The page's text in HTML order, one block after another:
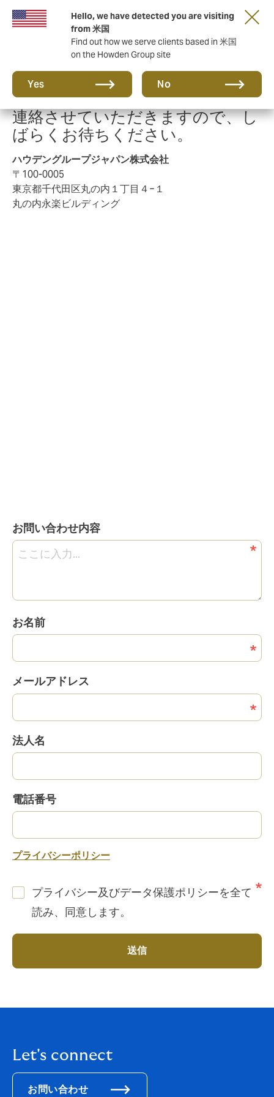
Hello, we have detected you are visiting
from 米国
Find out how we serve clients based in 米国
on the Howden Group site
Yes No
お問い合わせいただきありがとう
ございます。 改めて担当者よりご
連絡させていただきますので、し
ばらくお待ちください。
ハウデングループジャパン株式会社
〒100-0005
東京都千代田区丸の内１丁目４−１
丸の内永楽ビルディング
お問い合わせ内容
お名前
メールアドレス
法人名
電話番号
プライバシーポリシー
プライバシー及びデータ保護ポリシーを全て
読み、同意します。
送信
Let's connect
お問い合わせ